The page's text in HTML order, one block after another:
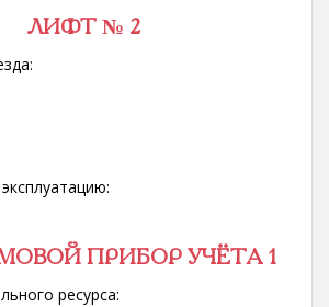
ЛИФТ № 2
ПРИБОР УЧЁТА 1
ресурса: